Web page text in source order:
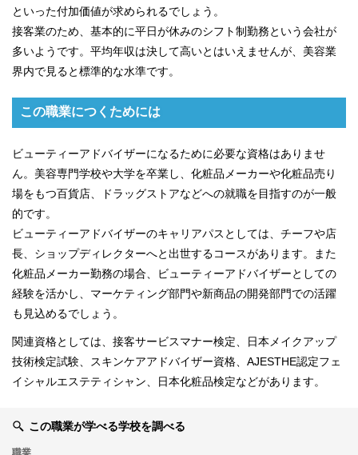
といった付加価値が求められるでしょう。
接客業のため、基本的に平日が休みのシフト制勤務という会社が
多いようです。平均年収は決して高いとはいえませんが、美容業
界内で見ると標準的な水準です。
この職業につくためには
ビューティーアドバイザーになるために必要な資格はありませ
ん。美容専門学校や大学を卒業し、化粧品メーカーや化粧品売り
場をもつ百貨店、ドラッグストアなどへの就職を目指すのが一般
的です。
ビューティーアドバイザーのキャリアパスとしては、チーフや店
長、ショップディレクターへと出世するコースがあります。また
化粧品メーカー勤務の場合、ビューティーアドバイザーとしての
経験を活かし、マーケティング部門や新商品の開発部門での活躍
も見込めるでしょう。
関連資格としては、接客サービスマナー検定、日本メイクアップ
技術検定試験、スキンケアアドバイザー資格、AJESTHE認定フェ
イシャルエステティシャン、日本化粧品検定などがあります。
この職業が学べる学校を調べる
職業